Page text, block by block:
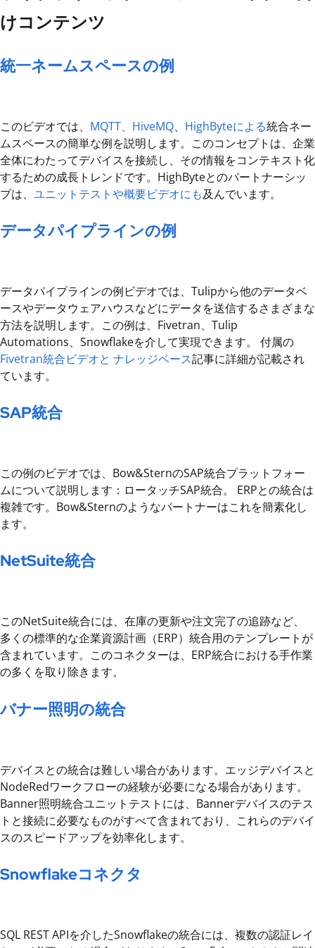
けコンテンツ
統一ネームスペースの例
このビデオでは、 MQTT、HiveMQ、 HighByteによる統合ネー
ムスペースの簡単な例を説明します。このコンセプトは、企業
全体にわたってデバイスを接続し、その情報をコンテキスト化
するための成長トレンドです。HighByteとのパートナーシッ
プは、 ユニットテストや概要ビデオにも及んでいます。
データパイプラインの例
データパイプラインの例ビデオでは、Tulipから他のデータベ
ースやデータウェアハウスなどにデータを送信するさまざまな
方法を説明します。この例は、Fivetran、Tulip
Automations、Snowflakeを介して実現できます。 付属の
Fivetran統合ビデオと ナレッジベース記事に詳細が記載され
ています。
SAP統合
この例のビデオでは、Bow&SternのSAP統合プラットフォー
ムについて説明します：ロータッチSAP統合。 ERPとの統合は
複雑です。Bow&Sternのようなパートナーはこれを簡素化し
ます。
NetSuite統合
このNetSuite統合には、在庫の更新や注文完了の追跡など、
多くの標準的な企業資源計画（ERP）統合用のテンプレートが
含まれています。このコネクターは、ERP統合における手作業
の多くを取り除きます。
バナー照明の統合
デバイスとの統合は難しい場合があります。エッジデバイスと
NodeRedワークフローの経験が必要になる場合があります。
Banner照明統合ユニットテストには、Bannerデバイスのテス
トと接続に必要なものがすべて含まれており、これらのデバイ
スのスピードアップを効率化します。
Snowflakeコネクタ
SQL REST APIを介したSnowflakeの統合には、複数の認証レイ